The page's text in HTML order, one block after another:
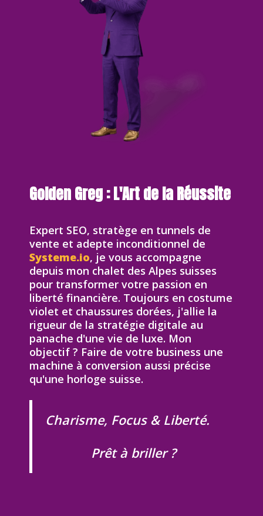
Golden Greg : L'Art de la Réussite
Expert SEO, stratège en tunnels de
vente et adepte inconditionnel de
Systeme.io, je vous accompagne
depuis mon chalet des Alpes suisses
pour transformer votre passion en
liberté financière. Toujours en costume
violet et chaussures dorées, j'allie la
rigueur de la stratégie digitale au
panache d'une vie de luxe. Mon
objectif ? Faire de votre business une
machine à conversion aussi précise
qu'une horloge suisse.
Charisme, Focus & Liberté.
Prêt à briller ?